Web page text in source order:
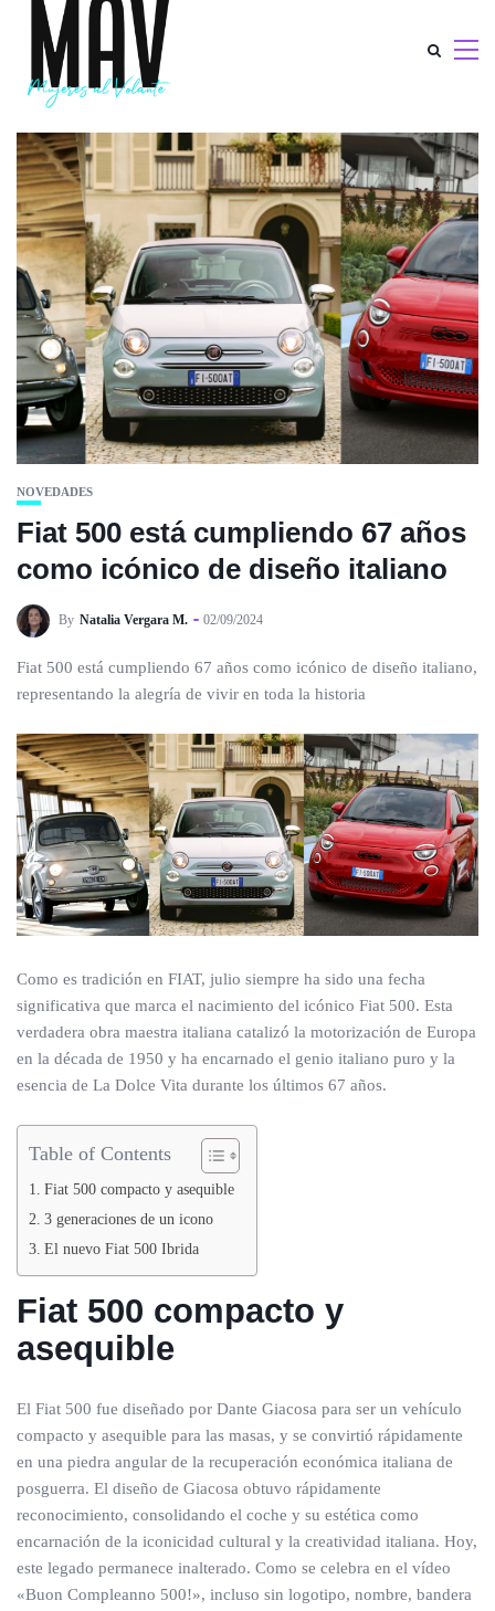
NOVEDADES
Fiat 500 está cumpliendo 67 años
como icónico de diseño italiano
By Natalia Vergara M. 02/09/2024
Fiat 500 está cumpliendo 67 años como icónico de diseño italiano,
representando la alegría de vivir en toda la historia
Como es tradición en FIAT, julio siempre ha sido una fecha
significativa que marca el nacimiento del icónico Fiat 500. Esta
verdadera obra maestra italiana catalizó la motorización de Europa
en la década de 1950 y ha encarnado el genio italiano puro y la
esencia de La Dolce Vita durante los últimos 67 años.
Table of Contents
Fiat 500 compacto y asequible
3 generaciones de un icono
El nuevo Fiat 500 Ibrida
Fiat 500 compacto y
asequible
El Fiat 500 fue diseñado por Dante Giacosa para ser un vehículo
compacto y asequible para las masas, y se convirtió rápidamente
en una piedra angular de la recuperación económica italiana de
posguerra. El diseño de Giacosa obtuvo rápidamente
reconocimiento, consolidando el coche y su estética como
encarnación de la iconicidad cultural y la creatividad italiana. Hoy,
este legado permanece inalterado. Como se celebra en el vídeo
«Buon Compleanno 500!», incluso sin logotipo, nombre, bandera